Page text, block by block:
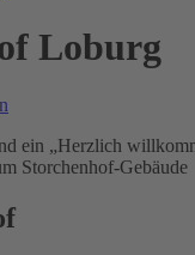
Loburg